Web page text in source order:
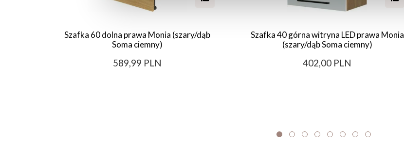
Szafka 60 dolna prawa Monia (szary/dąb
Soma ciemny)
589,99 PLN
Szafka 40 górna witryna LED prawa Monia
(szary/dąb Soma ciemny)
402,00 PLN